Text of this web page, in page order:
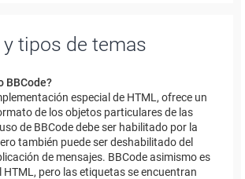
tipos de temas
BBCode?
especial de HTML, ofrece un
de los objetos particulares de las
de BBCode debe ser habilitado por la
también puede ser deshabilitado del
de mensajes. BBCode asimismo es
HTML, pero las etiquetas se encuentran